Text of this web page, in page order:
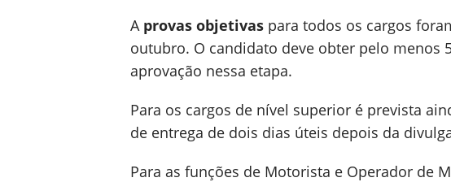
A provas objetivas para todos os cargos
outubro. O candidato deve obter pelo menos
aprovação nessa etapa.
Para os cargos de nível superior é prevista
de entrega de dois dias úteis depois da
Para as funções de Motorista e Operador de